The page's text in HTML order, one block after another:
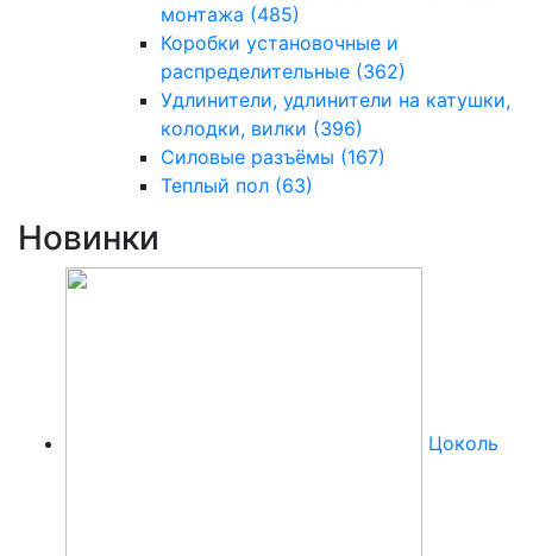
монтажа (485)
Коробки установочные и
распределительные (362)
Удлинители, удлинители на катушки,
колодки, вилки (396)
Силовые разъёмы (167)
Теплый пол (63)
Новинки
Цоколь